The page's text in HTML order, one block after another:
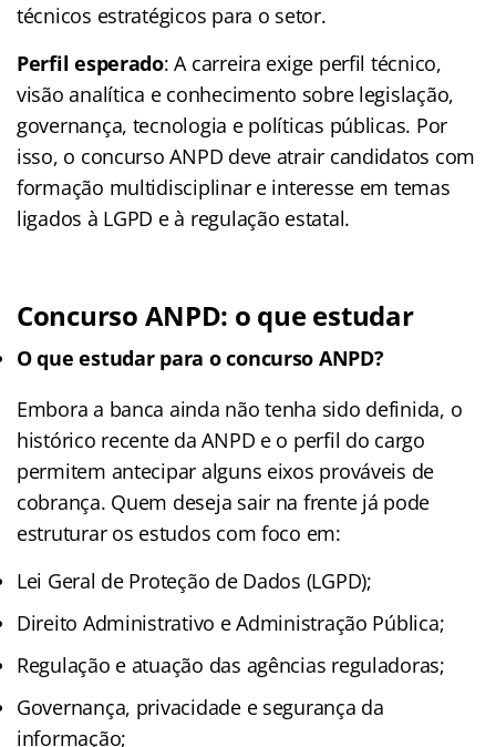
técnicos estratégicos para o setor.
Perfil esperado: A carreira exige perfil técnico,
visão analítica e conhecimento sobre legislação,
governança, tecnologia e políticas públicas. Por
isso, o concurso ANPD deve atrair candidatos com
formação multidisciplinar e interesse em temas
ligados à LGPD e à regulação estatal.
Concurso ANPD: o que estudar
O que estudar para o concurso ANPD?
Embora a banca ainda não tenha sido definida, o
histórico recente da ANPD e o perfil do cargo
permitem antecipar alguns eixos prováveis de
cobrança. Quem deseja sair na frente já pode
estruturar os estudos com foco em:
Lei Geral de Proteção de Dados (LGPD);
Direito Administrativo e Administração Pública;
Regulação e atuação das agências reguladoras;
Governança, privacidade e segurança da
informação;